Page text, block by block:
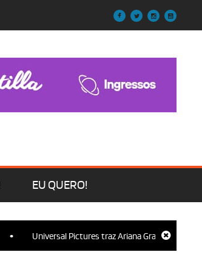
EU QUERO!
Universal Pictures traz Ariana Grande, Cynthia Erivo,